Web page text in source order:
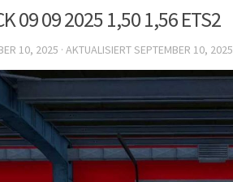
09 09 2025 1,50 1,56 ETS2
10, 2025 · AKTUALISIERTSEPTEMBER 10, 2025